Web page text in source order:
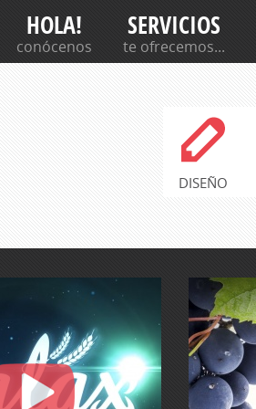
Jump to navigation
HOLA!
conócenos
SERVICIOS
te ofrecemos...
DISEÑO